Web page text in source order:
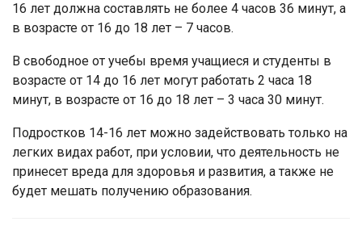
16 лет должна составлять не более 4 часов 36 минут, а
в возрасте от 16 до 18 лет – 7 часов.
В свободное от учебы время учащиеся и студенты в
возрасте от 14 до 16 лет могут работать 2 часа 18
минут, в возрасте от 16 до 18 лет – 3 часа 30 минут.
Подростков 14-16 лет можно задействовать только на
легких видах работ, при условии, что деятельность не
принесет вреда для здоровья и развития, а также не
будет мешать получению образования.